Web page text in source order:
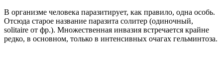
В организме человека паразитирует, как правило, одна особь.
Отсюда старое название паразита солитер (одиночный,
solitaire от фр.). Множественная инвазия встречается крайне
редко, в основном, только в интенсивных очагах гельминтоза.